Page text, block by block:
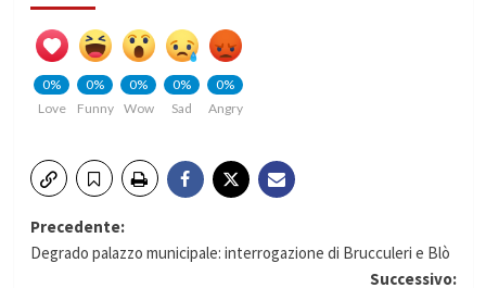
0%
Love
0%
Funny
0%
Wow
0%
Sad
0%
Angry
Navigazione
Precedente:
Degrado palazzo municipale: interrogazione di Brucculeri e Blò
Successivo: